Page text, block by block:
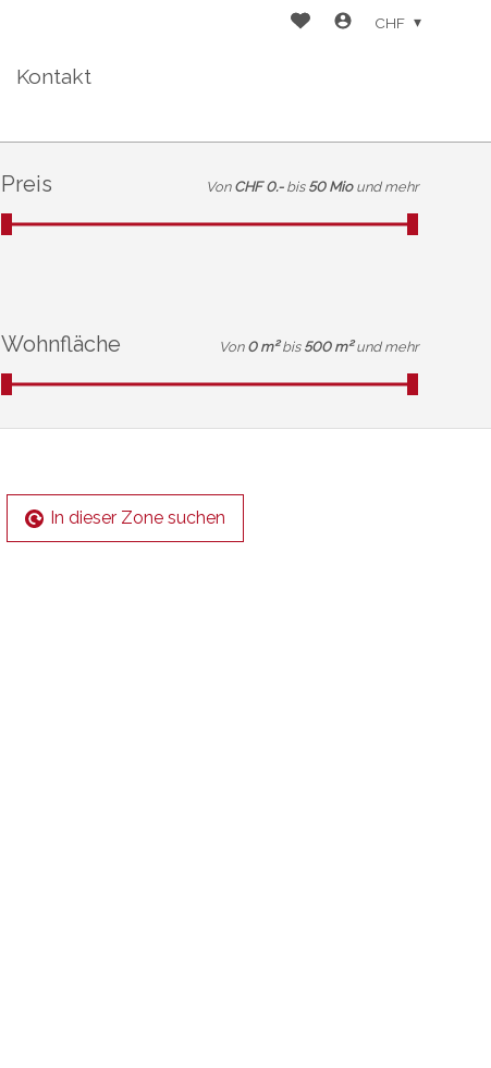
Kontakt
CHF
Preis Von CHF 0.- bis 50 Mio und mehr
Wohnfläche Von 0 m² bis 500 m² und mehr
In dieser Zone suchen